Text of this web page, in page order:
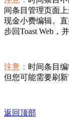
间条目管理页面
现金小费编辑。直
步回Toast Web，
注意： 时间条目编
但您可能需要刷新
返回顶部